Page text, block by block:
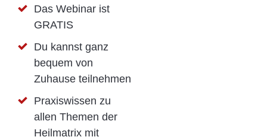
Das Webinar ist
GRATIS
Du kannst ganz
bequem von
Zuhause teilnehmen
Praxiswissen zu
allen Themen der
Heilmatrix mit